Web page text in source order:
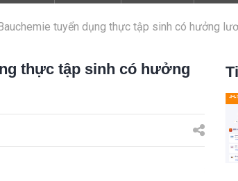
tuyển dụng thực tập sinh có hưởng
thực tập sinh có hưởng